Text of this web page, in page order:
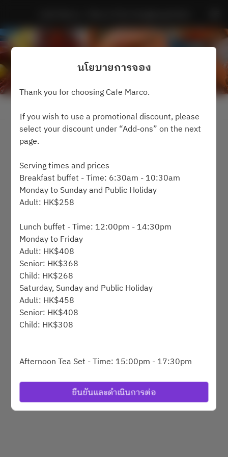
ศุกร์ 7 ส.ค.
เลือกเวลา
Powered by
นโยบายการจอง
Thank you for choosing Cafe Marco.
If you wish to use a promotional discount, please
select your discount under “Add-ons” on the next
page.
Serving times and prices
Breakfast buffet - Time: 6:30am - 10:30am
Monday to Sunday and Public Holiday
Adult: HK$258
Lunch buffet - Time: 12:00pm - 14:30pm
Monday to Friday
Adult: HK$408
Senior: HK$368
Child: HK$268
Saturday, Sunday and Public Holiday
Adult: HK$458
Senior: HK$408
Child: HK$308
Afternoon Tea Set - Time: 15:00pm - 17:30pm
HK$248 @1set for 1person
Afternoon tea buffet - Time: 15:15pm - 17:15pm
ยืนยันและดำเนินการต่อ